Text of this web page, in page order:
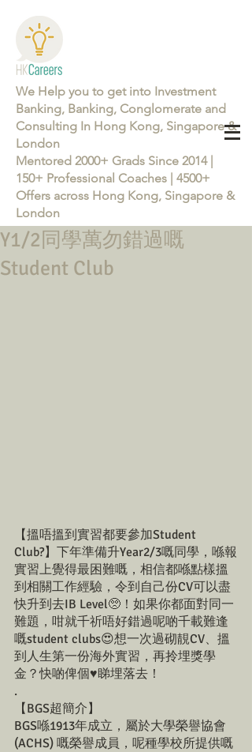
We Help you to get into Investment
Banking, Banking, Conglomerate and
Consulting In Hong Kong, Singapore &
London
Mentored 2000+ Grads Since 2014 |
150+ Professional Coaches | 4500+
Offers across Hong Kong, Singapore &
London
Y1/2同學萬勿錯過嘅
Student Club
【搵唔搵到實習都要參加Student
Club?】下年準備升Year2/3嘅同學，喺報
實習上覺得最困難嘅，相信都喺點樣搵
到相關工作經驗，令到自己份CV可以盡
快升到去IB Level🥺！如果你都面對同一
難題，咁就千祈唔好錯過呢啲千載難逢
嘅student clubs😍想一次過砌靚CV、搵
到人生第一份海外實習，再拎埋獎學
金？快啲俾個♥️睇埋落去！
.
【BGS超簡介】
BGS喺1913年成立，屬於大學榮譽協會
(ACHS) 嘅榮譽成員，呢種學校所提供嘅